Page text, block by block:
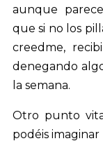
aunque
que si no los
creedme,
denegando
la semana.
Otro punto
podéis